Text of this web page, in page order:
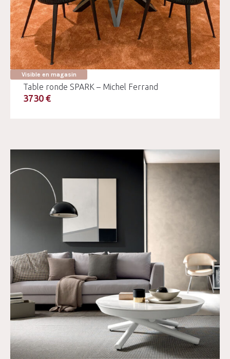
Visible en magasin
Table ronde SPARK – Michel Ferrand
3730 €